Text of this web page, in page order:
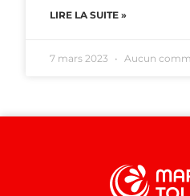
LIRE LA SUITE »
7 mars 2023 Aucun